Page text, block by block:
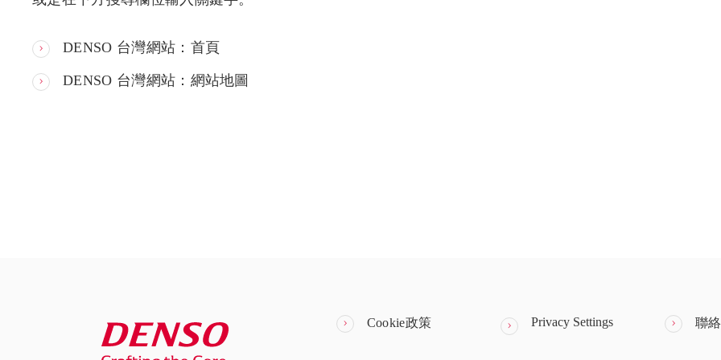
DENSO 台灣網站：首頁
DENSO 台灣網站：網站地圖
Cookie政策 Privacy Settings 聯